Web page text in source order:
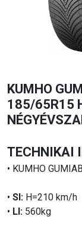
KUMHO
185/65R15
TECHNIKAI
• KUMHO
• SI: H=210 km/h
• LI: 560kg